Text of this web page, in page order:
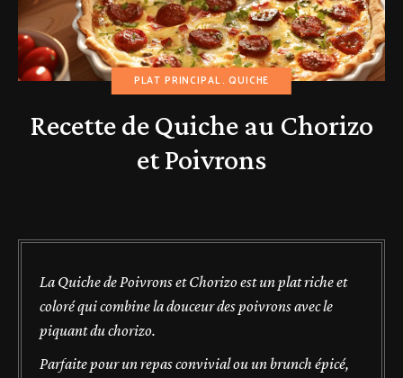
PLAT PRINCIPAL QUICHE
Recette de Quiche au Chorizo
et Poivrons
La Quiche de Poivrons et Chorizo est un plat riche et
coloré qui combine la douceur des poivrons avec le
piquant du chorizo.
Parfaite pour un repas convivial ou un brunch épicé,